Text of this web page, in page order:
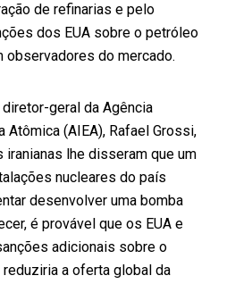
de refinarias e pelo
dos EUA sobre o petróleo
observadores do mercado.
geral da Agência
Atômica (AIEA), Rafael Grossi,
iranianas lhe disseram que um
nucleares do país
desenvolver uma bomba
é provável que os EUA e
adicionais sobre o
a oferta global da